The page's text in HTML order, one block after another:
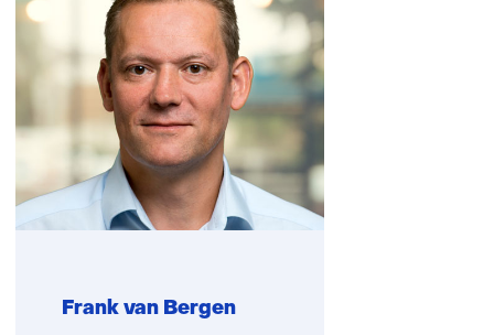
contact
ons
op)
Frank van Bergen